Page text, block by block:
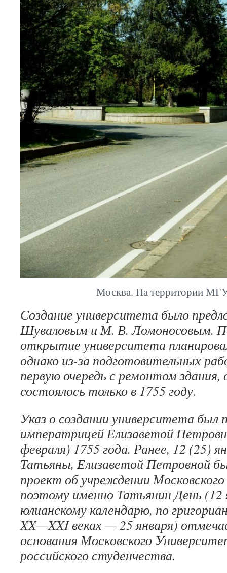
Москва. На территории
Создание университета было
Шуваловым и М. В. Ломоносовым.
открытие университета
однако из-за подготовительных
первую очередь с ремонтом
состоялось только в 1755 году.
Указ о создании университета был
императрицей Елизаветой
февраля) 1755 года. Ранее, 12 (25)
Татьяны, Елизаветой Петровной
проект об учреждении
поэтому именно Татьянин День (12
юлианскому календарю, по
XX—XXI веках — 25 января)
основания Московского
российского студенчества.